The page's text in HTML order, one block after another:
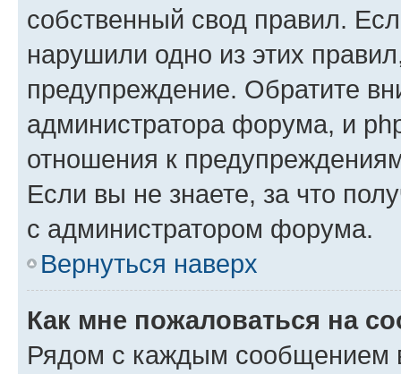
собственный свод правил.
нарушили одно из этих
предупреждение. Обратите
администратора форума, и
отношения к
Если вы не знаете, за что
с администратором форума.
Вернуться наверх
Как мне пожаловаться на
Рядом с каждым сообщением